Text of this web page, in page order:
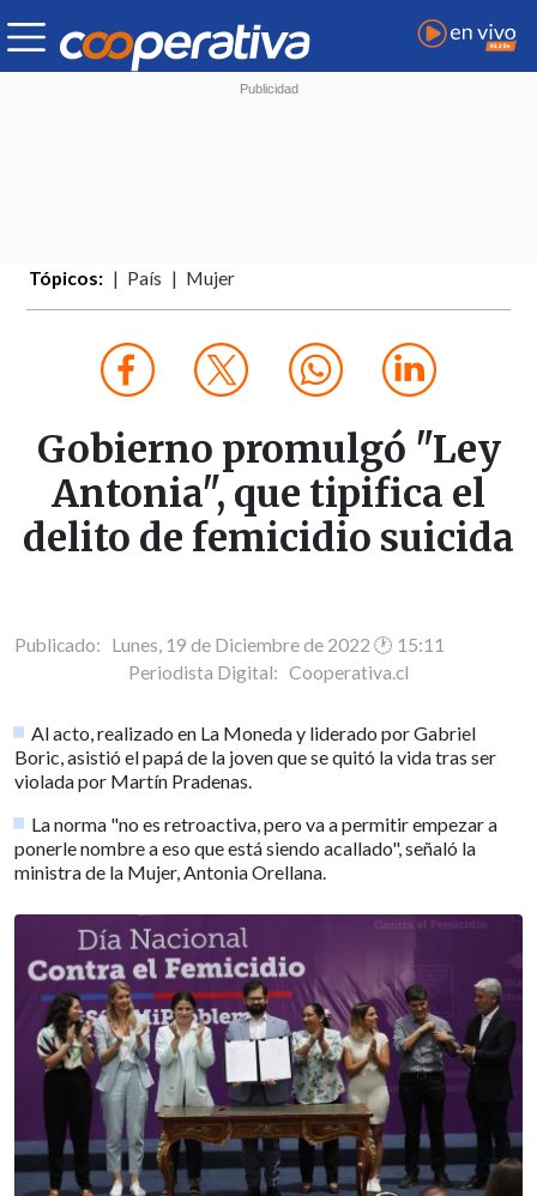
Tópicos: País Mujer
Gobierno promulgó "Ley
Antonia", que tipifica el
delito de femicidio suicida
Publicado: Lunes, 19 de Diciembre de 2022 🕐 15:11
Periodista Digital: Cooperativa.cl
Al acto, realizado en La Moneda y liderado por Gabriel
Boric, asistió el papá de la joven que se quitó la vida tras ser
violada por Martín Pradenas.
La norma "no es retroactiva, pero va a permitir empezar a
ponerle nombre a eso que está siendo acallado", señaló la
ministra de la Mujer, Antonia Orellana.